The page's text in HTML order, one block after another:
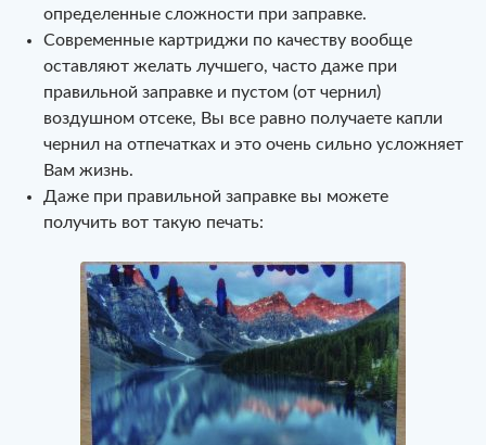
определенные сложности при заправке.
Современные картриджи по качеству вообще
оставляют желать лучшего, часто даже при
правильной заправке и пустом (от чернил)
воздушном отсеке, Вы все равно получаете капли
чернил на отпечатках и это очень сильно усложняет
Вам жизнь.
Даже при правильной заправке вы можете
получить вот такую печать: